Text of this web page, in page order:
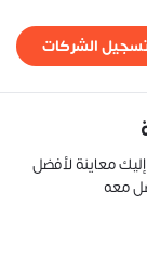
الشركات
إليك معاينة لأفضل
معه